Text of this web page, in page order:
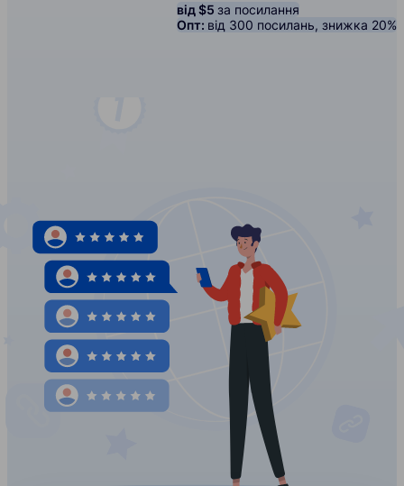
від $5 за посилання
Опт: від 300 посилань, знижка 20%